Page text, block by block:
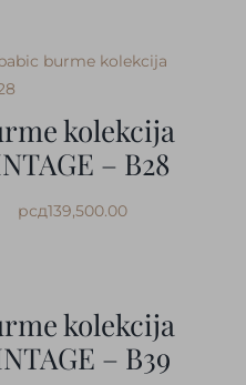
kolekcija
– B28
рсд139,500.00
kolekcija
– B39